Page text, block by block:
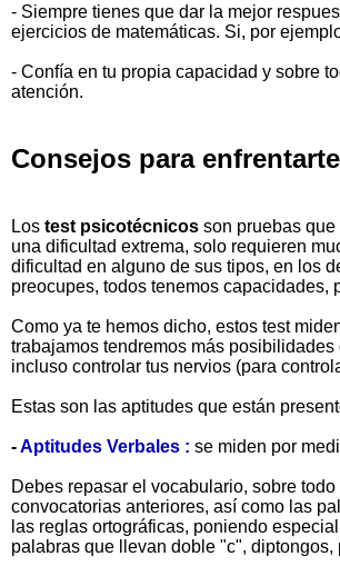
- Siempre tienes que dar la mejor
ejercicios de matemáticas. Si, por
- Confía en tu propia capacidad y sobre
atención.
Consejos para
Los test psicotécnicos son pruebas
una dificultad extrema, solo requieren
dificultad en alguno de sus tipos, en los
preocupes, todos tenemos capacidades,
Como ya te hemos dicho, estos test
trabajamos tendremos más
incluso controlar tus nervios (para
Estas son las aptitudes que están
-Aptitudes Verbales : se miden por
Debes repasar el vocabulario, sobre
convocatorias anteriores, así como las
las reglas ortográficas, poniendo
palabras que llevan doble "c",